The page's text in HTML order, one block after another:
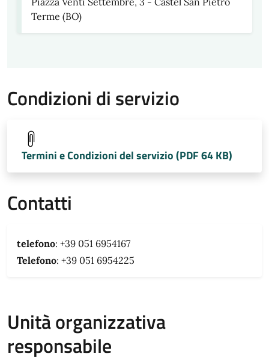
Terme (BO)
Condizioni di servizio
Termini e Condizioni del servizio (PDF 64 KB)
Contatti
telefono: +39 051 6954167
Telefono: +39 051 6954225
Unità organizzativa
responsabile